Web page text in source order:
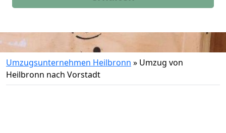
Umzugsunternehmen Heilbronn » Umzug von
Heilbronn nach Vorstadt